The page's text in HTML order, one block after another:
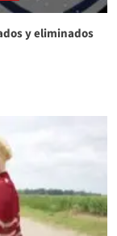
y eliminados